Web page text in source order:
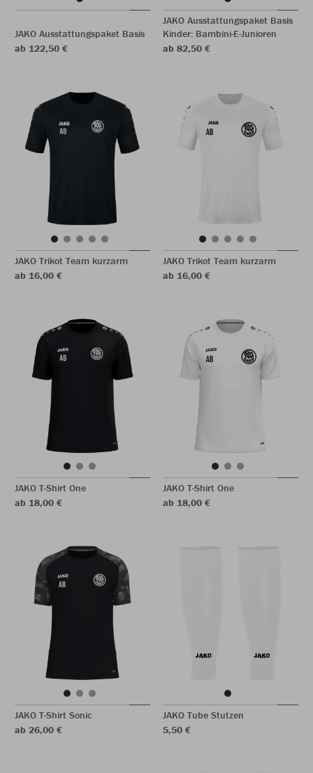
JAKO Ausstattungspaket Basis
ab 122,50 €
JAKO Ausstattungspaket Basis
Kinder: Bambini-E-Junioren
ab 82,50 €
JAKO Trikot Team kurzarm
ab 16,00 €
JAKO Trikot Team kurzarm
ab 16,00 €
JAKO T-Shirt One
ab 18,00 €
JAKO T-Shirt One
ab 18,00 €
JAKO T-Shirt Sonic
ab 26,00 €
JAKO Tube Stutzen
5,50 €